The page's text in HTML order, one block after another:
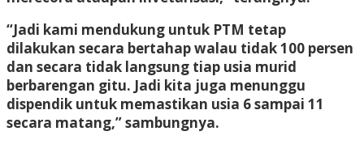
“Jadi kami mendukung untuk PTM tetap
dilakukan secara bertahap walau tidak 100 persen
dan secara tidak langsung tiap usia murid
berbarengan gitu. Jadi kita juga menunggu
dispendik untuk memastikan usia 6 sampai 11
secara matang,” sambungnya.